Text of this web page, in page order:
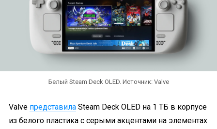
Белый Steam Deck OLED. Источник: Valve
Valve представила Steam Deck OLED на 1 ТБ в корпусе
из белого пластика с серыми акцентами на элементах